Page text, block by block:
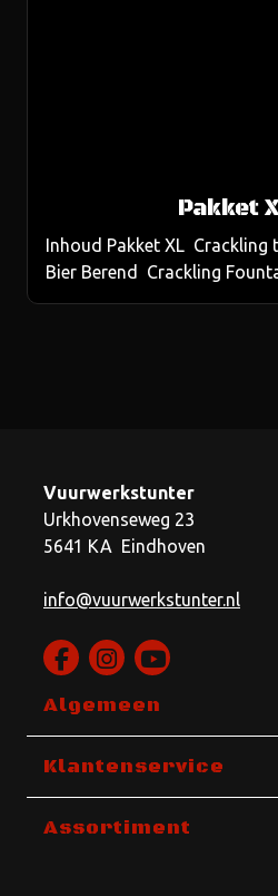
Pakket
Inhoud Pakket XL Crackling
Bier Berend Crackling
Vuurwerkstunter
Urkhovenseweg 23
5641 KA Eindhoven
info@vuurwerkstunter.nl
Algemeen
Klantenservice
Assortiment